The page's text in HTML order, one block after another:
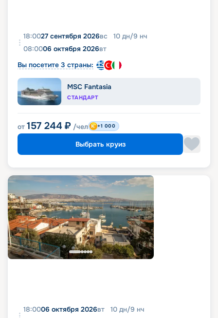
18:0027 сентября 2026вс 10 дн/9 нч
08:0006 октября 2026вт
Вы посетите 3 страны:
MSC Fantasia
СТАНДАРТ
от 157 244 ₽ /чел +1 000
Выбрать круиз
18:0006 октября 2026вт 10 дн/9 нч